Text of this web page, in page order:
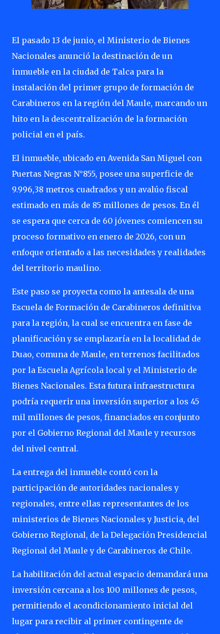
El pasado 13 de junio, el Ministerio de Bienes
Nacionales anunció la destinación de un
inmueble en la ciudad de Talca para la
instalación del primer grupo de formación de
Carabineros en la región del Maule, marcando un
hito en la descentralización de la formación
policial en el país.
El inmueble, ubicado en Avenida San Miguel con
Puertas Negras N°855, posee una superficie de
9.996,38 metros cuadrados y un avalúo fiscal
estimado en más de 85 millones de pesos. En él
se espera que cerca de 60 jóvenes comiencen su
proceso formativo en enero de 2026, con un
enfoque orientado a las necesidades y realidades
del territorio maulino.
Este paso se proyecta como la antesala de una
Escuela de Formación de Carabineros definitiva
para la región, la cual se encuentra en fase de
planificación y se emplazaría en la localidad de
Duao, comuna de Maule, en terrenos facilitados
por la Escuela Agrícola local y el Ministerio de
Bienes Nacionales. Esta futura infraestructura
podría requerir una inversión superior a los 45
mil millones de pesos, financiados en conjunto
por el Gobierno Regional del Maule y recursos
del nivel central.
La entrega del inmueble contó con la
participación de autoridades nacionales y
regionales, entre ellas representantes de los
ministerios de Bienes Nacionales y Justicia, del
Gobierno Regional, de la Delegación Presidencial
Regional del Maule y de Carabineros de Chile.
La habilitación del actual espacio demandará una
inversión cercana a los 100 millones de pesos,
permitiendo el acondicionamiento inicial del
lugar para recibir al primer contingente de